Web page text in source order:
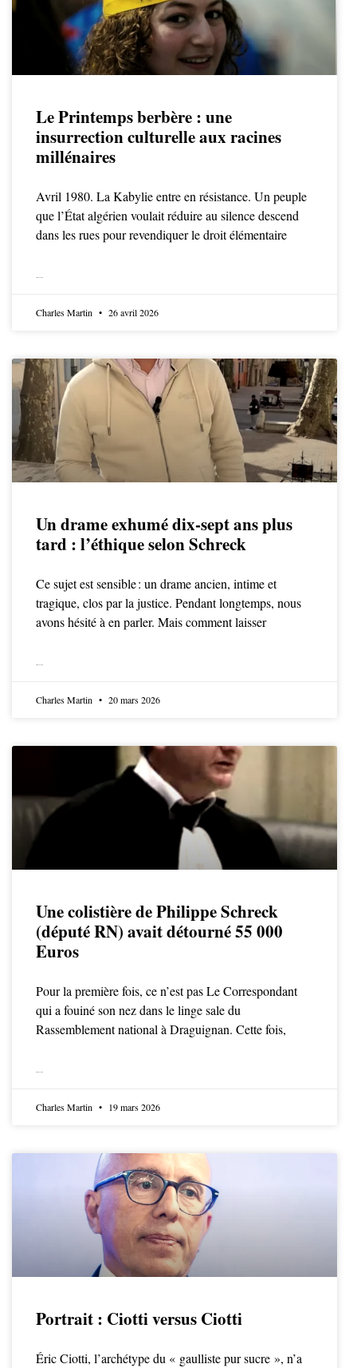
Le Printemps berbère : une
insurrection culturelle aux racines
millénaires
Avril 1980. La Kabylie entre en résistance. Un peuple
que l’État algérien voulait réduire au silence descend
dans les rues pour revendiquer le droit élémentaire
Charles Martin 26 avril 2026
Un drame exhumé dix-sept ans plus
tard : l’éthique selon Schreck
Ce sujet est sensible : un drame ancien, intime et
tragique, clos par la justice. Pendant longtemps, nous
avons hésité à en parler. Mais comment laisser
Charles Martin 20 mars 2026
Une colistière de Philippe Schreck
(député RN) avait détourné 55 000
Euros
Pour la première fois, ce n’est pas Le Correspondant
qui a fouiné son nez dans le linge sale du
Rassemblement national à Draguignan. Cette fois,
Charles Martin 19 mars 2026
Portrait : Ciotti versus Ciotti
Éric Ciotti, l’archétype du « gaulliste pur sucre », n’a